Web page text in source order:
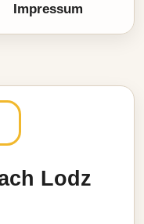
Impressum
Lodz